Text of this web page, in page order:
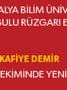
BİLİM
RÜZGARI
DEMIR